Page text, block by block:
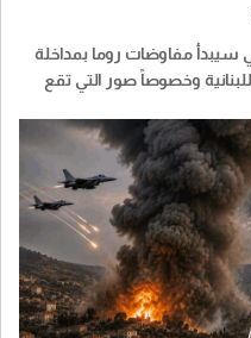
سيبدأ مفاوضات روما بمداخلة
وخصوصاً صور التي تقع
وحتى ساعات الصباح
لجمع المعطيات عنها وتحديداً